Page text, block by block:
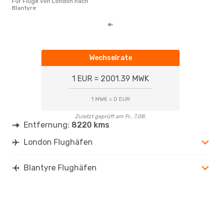
Blantyre
Wechselrate
1 EUR = 2001.39 MWK
1 MWK = 0 EUR
Zuletzt geprüft am Fr., 7.08.
Entfernung: 8220 kms
London Flughäfen
Blantyre Flughäfen